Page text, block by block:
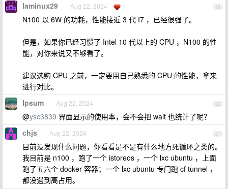
19
laminux29 Aug 22, 2024 1
N100 以 6W 的功耗，性能接近 3 代 I7 ，已经很强了。
但是，如果你已经习惯了 Intel 10 代以上的 CPU ，N100 的性
能，对你来说又不够看了。
建议选购 CPU 之前，一定要用自己熟悉的 CPU 的性能，拿来
进行对比。
20
Ipsum Aug 22, 2024
@ysc3839 界面显示的使用率，会不会把 wait 也统计了呢？
21
chjs Aug 22, 2024
目前没发现什么问题，你看看是不是有什么地方死循环之类的。
我目前是 n100 ，跑了一个 istoreos ，一个 lxc ubuntu ，上面
跑了五六个 docker 容器；一个 lxc ubuntu 专门跑 cf tunnel ，
都没遇到高占用。